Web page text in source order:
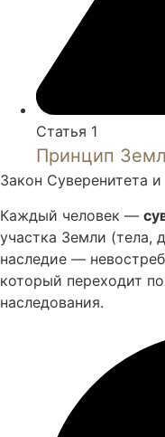
Статья 1
Принцип
Закон Суверенитета
Каждый человек —
участка Земли (тела,
наследие —
который переходит
наследования.